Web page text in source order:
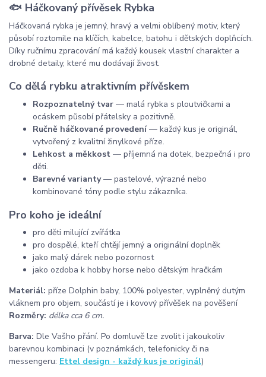
🐟 Háčkovaný přívěsek Rybka
Háčkovaná rybka je jemný, hravý a velmi oblíbený motiv, který
působí roztomile na klíčích, kabelce, batohu i dětských doplňcích.
Díky ručnímu zpracování má každý kousek vlastní charakter a
drobné detaily, které mu dodávají živost.
Co dělá rybku atraktivním přívěskem
Rozpoznatelný tvar — malá rybka s ploutvičkami a
ocáskem působí přátelsky a pozitivně.
Ručně háčkované provedení— každý kus je originál,
vytvořený z kvalitní žinylkové příze.
Lehkost a měkkost — příjemná na dotek, bezpečná i pro
děti.
Barevné varianty— pastelové, výrazné nebo
kombinované tóny podle stylu zákazníka.
Pro koho je ideální
pro děti milující zvířátka
pro dospělé, kteří chtějí jemný a originální doplněk
jako malý dárek nebo pozornost
jako ozdoba k hobby horse nebo dětským hračkám
Materiál: příze Dolphin baby, 100% polyester, vyplněný dutým
vláknem pro objem, součástí je i kovový přívěšek na pověšení
Rozměry: délka cca 6cm.
Barva: Dle Vašho přání. Po domluvě lze zvolit i jakoukoliv
barevnou kombinaci (v poznámkách, telefonicky či na
messengeru: Ettel design - každý kus je originál)